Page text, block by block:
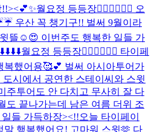
월요정 등등장🧚🏻‍♀️🧚🏻‍♀️ 오
우산 꼭 챙기구!! 벌써 9월이라
뜰☺️😍 이번주도 행복한 일들 가
월요정 등등장🧚🏻‍♀️🧚🏻‍♀️ 타이페
복했어용🥰💕 벌써 아시아투어가
시에서 공연한 스테이씨와 스윗
주투어도 안 다치고 무사히 잘 다
도 끝나가는데 남은 여름 더위 조
들 가득하장><!!오늘 타이페이
말 행복했어요! 고마워 스윗🫶 다